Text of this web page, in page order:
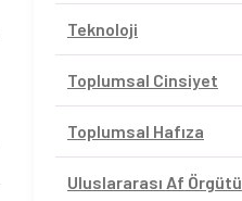
Teknoloji
Toplumsal Cinsiyet
Toplumsal Hafıza
Uluslararası Af Örgütü